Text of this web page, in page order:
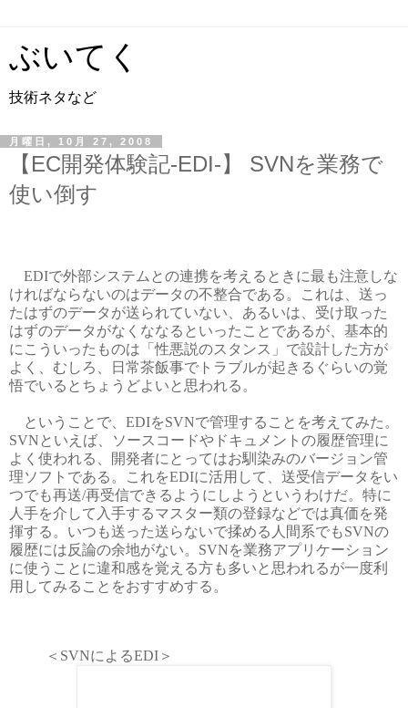
ぶいてく
技術ネタなど
月曜日, 10月 27, 2008
【EC開発体験記-EDI-】 SVNを業務で
使い倒す
EDIで外部システムとの連携を考えるときに最も注意しな
ければならないのはデータの不整合である。これは、送っ
たはずのデータが送られていない、あるいは、受け取った
はずのデータがなくななるといったことであるが、基本的
にこういったものは「性悪説のスタンス」で設計した方が
よく、むしろ、日常茶飯事でトラブルが起きるぐらいの覚
悟でいるとちょうどよいと思われる。
ということで、EDIをSVNで管理することを考えてみた。
SVNといえば、ソースコードやドキュメントの履歴管理に
よく使われる、開発者にとってはお馴染みのバージョン管
理ソフトである。これをEDIに活用して、送受信データをい
つでも再送/再受信できるようにしようというわけだ。特に
人手を介して入手するマスター類の登録などでは真価を発
揮する。いつも送った送らないで揉める人間系でもSVNの
履歴には反論の余地がない。SVNを業務アプリケーション
に使うことに違和感を覚える方も多いと思われるが一度利
用してみることをおすすめする。
＜SVNによるEDI＞